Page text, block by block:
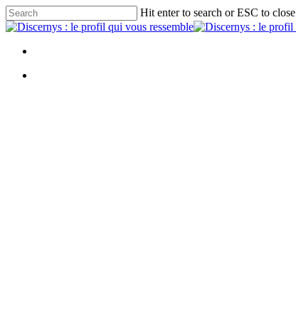
Skip
to
content
Hit enter to search or ESC to close
Close
Menu